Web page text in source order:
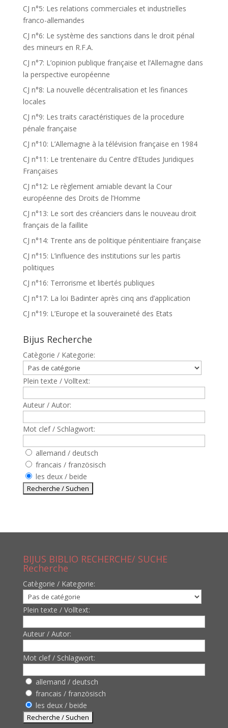
CJ n°5: Les relations commerciales et industrielles
franco-allemandes
CJ n°6: Le système des sanctions dans le droit pénal
des mineurs en R.F.A.
CJ n°7: L’opinion publique française et l’Allemagne dans
la perspective européenne
CJ n°8: La nouvelle décentralisation et les finances
locales
CJ n°9: Les traits caractéristiques de la procedure
pénale française
CJ n°10: L’Allemagne à la télévision française en 1984
CJ n°11: Le trentenaire du Centre d’Etudes Juridiques
Françaises
CJ n°12: Le règlement amiable devant la Cour
européenne des Droits de l’Homme
CJ n°13: Le sort des créanciers dans le nouveau droit
français de la faillite
CJ n°14: Trente ans de politique pénitentiaire française
CJ n°15: L’influence des institutions sur les partis
politiques
CJ n°16: Terrorisme et libertés publiques
CJ n°17: La loi Badinter après cinq ans d’application
CJ n°19: L’Europe et la souveraineté des Etats
Bijus Recherche
Catègorie / Kategorie:
Plein texte / Volltext:
Auteur / Autor:
Mot clef / Schlagwort:
allemand / deutsch
francais / französisch
les deux / beide
BIJUS BIBLIO RECHERCHE/ SUCHE
Recherche
Catègorie / Kategorie:
Plein texte / Volltext:
Auteur / Autor:
Mot clef / Schlagwort:
allemand / deutsch
francais / französisch
les deux / beide